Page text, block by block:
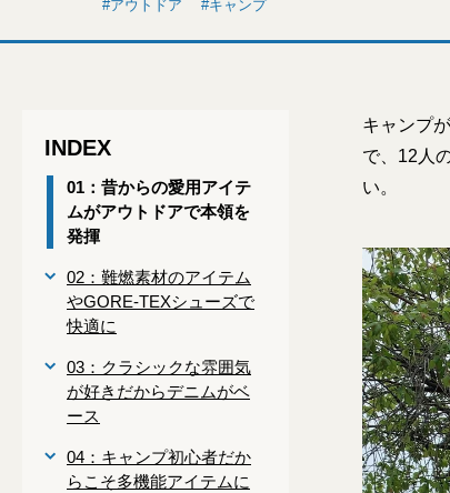
アウトドア キャンプ
INDEX
01：昔からの愛用アイテ
ムがアウトドアで本領を
発揮
02：難燃素材のアイテム
やGORE-TEXシューズで
快適に
03：クラシックな雰囲気
が好きだからデニムがベ
ース
04：キャンプ初心者だか
らこそ多機能アイテムに
キャンプ
で、12人
い。